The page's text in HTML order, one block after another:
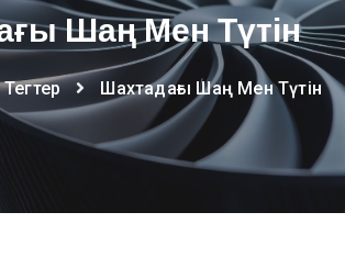
Шаң Мен Түтін
Тегтер Шахтадағы Шаң Мен Түтін